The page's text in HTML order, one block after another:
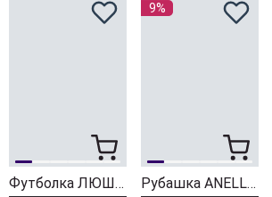
Футболка ЛЮШе 4411 розовый
9%
Рубашка ANELLI LAUREL 1862 пудра бант